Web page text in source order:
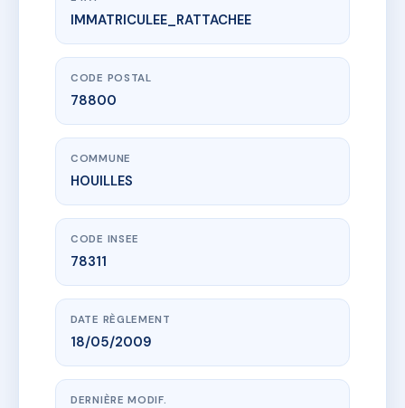
www.vme.plus/AA4162301
127 BIS RUE DE CHANZY
127 BIS RUE DE CHANZY
IMMATRICULEE_RATTACHEE
CODE POSTAL
78800
COMMUNE
HOUILLES
CODE INSEE
78311
DATE RÈGLEMENT
18/05/2009
DERNIÈRE MODIF.